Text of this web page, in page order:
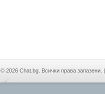
© 2026 Chat.bg. Всички права запазени. |